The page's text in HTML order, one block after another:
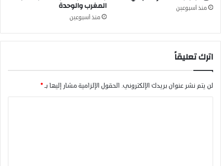
ك
ي
م
ا
منذ أسبوعين المغرب والوحدة
منذ أسبوعين
اترك تعليقاً
لن يتم نشر عنوان بريدك الإلكتروني. الحقول الإلزامية مشار إليها بـ *